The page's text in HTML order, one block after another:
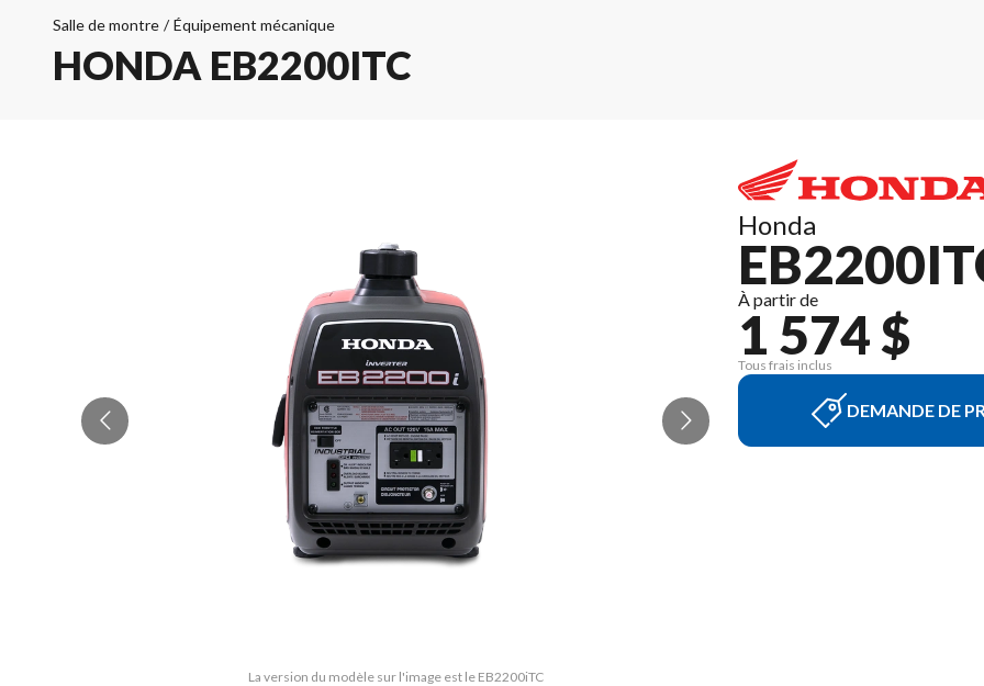
Salle de montre / Équipement mécanique
HONDA EB2200ITC
La version du modèle sur l'image est le EB2200iTC
Honda
À partir de
1 574 $
Tous frais inclus
DEMANDE DE